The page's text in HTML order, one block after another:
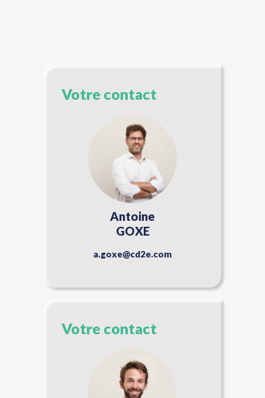
Votre contact
Antoine
GOXE
a.goxe@cd2e.com
Votre contact